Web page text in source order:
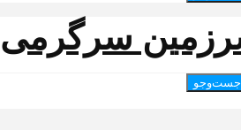
جست‌وجو